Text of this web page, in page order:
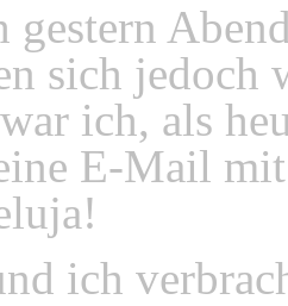
gestern
sich jedoch
ich, als
E-Mail
ich